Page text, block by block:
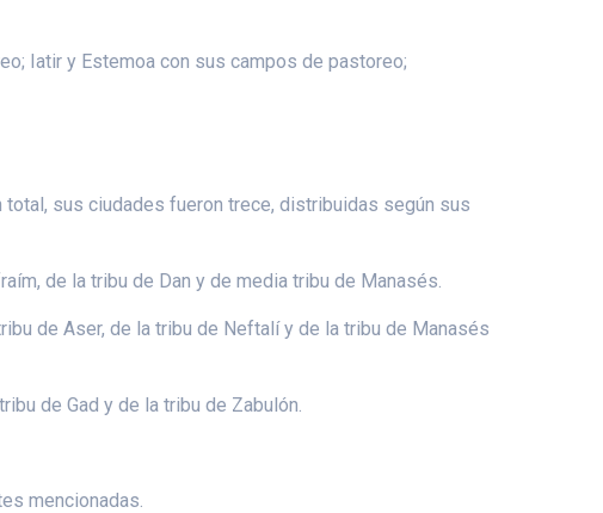
Iatir y Estemoa con sus campos de pastoreo;
sus ciudades fueron trece, distribuidas según sus
de la tribu de Dan y de media tribu de Manasés.
de Aser, de la tribu de Neftalí y de la tribu de Manasés
de Gad y de la tribu de Zabulón.
mencionadas.